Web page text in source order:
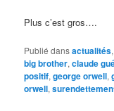
Plus c’est gros….
Publié dansactualités
big brother,claude
positif,george orwell,
orwell,